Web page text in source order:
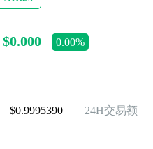
$0.000 0.00%
$0.9995390 24H交易额